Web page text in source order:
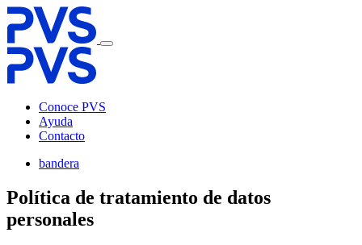
Conoce PVS
Ayuda
Contacto
bandera
Política de tratamiento de datos
personales